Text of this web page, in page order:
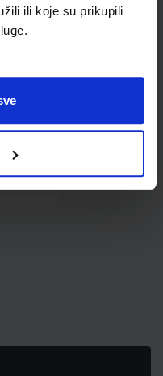
ili koje su prikupili